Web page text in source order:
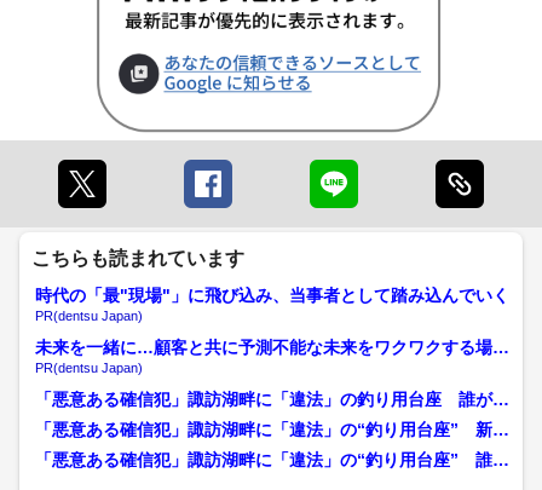
こちらも読まれています
時代の「最"現場"」に飛び込み、当事者として踏み込んでいく
PR(dentsu Japan)
未来を一緒に…顧客と共に予測不能な未来をワクワクする場所
へ
PR(dentsu Japan)
「悪意ある確信犯」諏訪湖畔に「違法」の釣り用台座 誰が設
置…警告書を張るも、はが...
「悪意ある確信犯」諏訪湖畔に「違法」の“釣り用台座” 新た
に「35個」見つかる ...
「悪意ある確信犯」諏訪湖畔に「違法」の“釣り用台座” 誰が